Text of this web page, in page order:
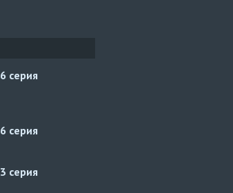
6 серия
6 серия
3 серия